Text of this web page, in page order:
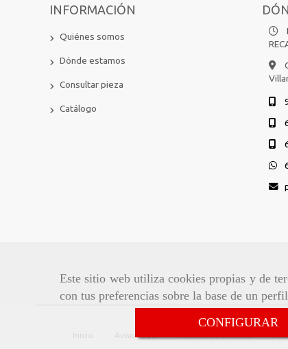
Este sitio web utiliza cookies propias y de
con tus preferencias sobre la base de un
CONFIGURAR
INFORMACIÓN
Quiénes somos
Dónde estamos
Consultar pieza
Catálogo
Inicio Aviso Legal Política de cookies